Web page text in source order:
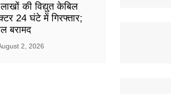
की विद्युत केबिल
24 घंटे में गिरफ्तार;
बरामद
2, 2026